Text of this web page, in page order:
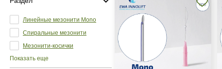
Линейные мезонити Mono
Спиральные мезонити
Мезонити-косички
Показать еще